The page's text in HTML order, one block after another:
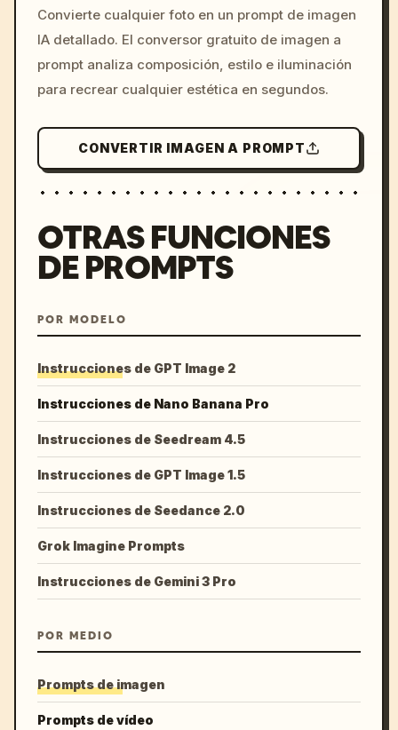
c, cyberpunk sunset, neon
colors, 8k --v 6.0
Convierte cualquier foto en un prompt de imagen
IA detallado. El conversor gratuito de imagen a
prompt analiza composición, estilo e iluminación
para recrear cualquier estética en segundos.
CONVERTIR IMAGEN A PROMPT
OTRAS FUNCIONES
DE PROMPTS
POR MODELO
Instrucciones de GPT Image 2
Instrucciones de Nano Banana Pro
Instrucciones de Seedream 4.5
Instrucciones de GPT Image 1.5
Instrucciones de Seedance 2.0
Grok Imagine Prompts
Instrucciones de Gemini 3 Pro
POR MEDIO
Prompts de imagen
Prompts de vídeo